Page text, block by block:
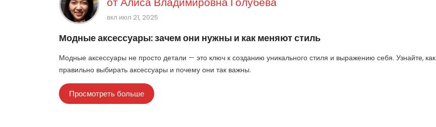
вкл июл 21, 2025
Модные аксессуары: зачем они нужны и как меняют стиль
Модные аксессуары не просто детали — это ключ к созданию уникального стиля и выражению себя. Узнайте, как
правильно выбирать аксессуары и почему они так важны.
Просмотреть больше